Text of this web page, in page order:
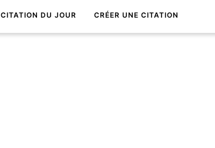
CITATION DU JOUR CRÉER UNE CITATION